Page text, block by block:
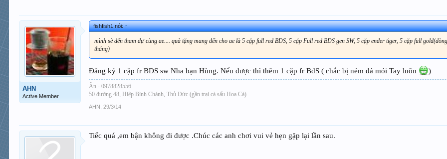
AHN
Active Member
fishfish1 nói:↑
mình sẽ đến tham dự cùng ae.... quà tặng mang đến cho ae là 5 cặp full red BDS, 5 cặp Full red BDS gen SW, 5 cặp ender tiger, 5 cặp full
tháng)
Đăng ký 1 cặp fr BDS sw Nha bạn Hùng. Nếu được thì thêm 1 cặp fr BdS ( chắc bị ném đá mỏi Tay luôn )
Ân - 0978828556
50 đường 48, Hiệp Bình Chánh, Thủ Đức (gần trại cà sấu Hoa Cà)
AHN 29/3/14
Tiếc quá ,em bận không đi được .Chúc các anh chơi vui vẻ hẹn gặp lại lần sau.